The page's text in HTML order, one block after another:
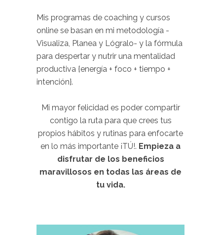
Mis programas de coaching y cursos
online se basan en mi metodología -
Visualiza, Planea y Lógralo- y la fórmula
para despertar y nutrir una mentalidad
productiva {energía + foco + tiempo +
intención}.
Mi mayor felicidad es poder compartir
contigo la ruta para que crees tus
propios hábitos y rutinas para enfocarte
en lo más importante ¡TÚ!. Empieza a
disfrutar de los beneficios
maravillosos en todas las áreas de
tu vida.